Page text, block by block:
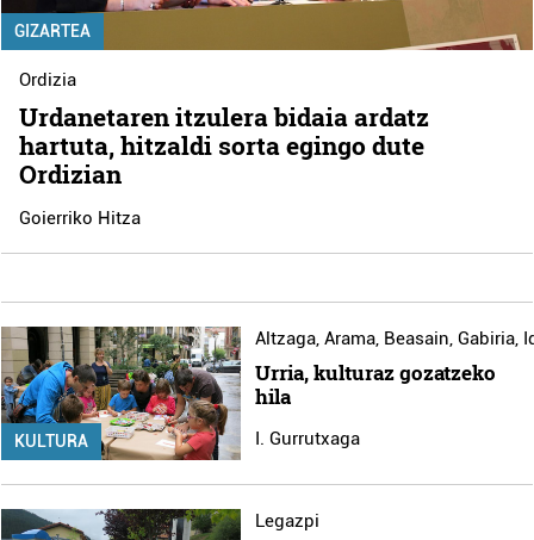
GIZARTEA
Ordizia
Urdanetaren itzulera bidaia ardatz
hartuta, hitzaldi sorta egingo dute
Ordizian
Goierriko Hitza
KULTURA
Altzaga, Arama, Beasain, Gabiria,
Urria, kulturaz gozatzeko
hila
I. Gurrutxaga
Legazpi